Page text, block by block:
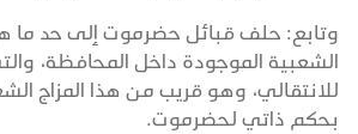
وتابع: حلف قبائل حضرموت إلى حد ما
الشعبية الموجودة داخل المحافظة،
للانتقالي، وهو قريب من هذا المزاج
بحكم ذاتي لحضرموت.